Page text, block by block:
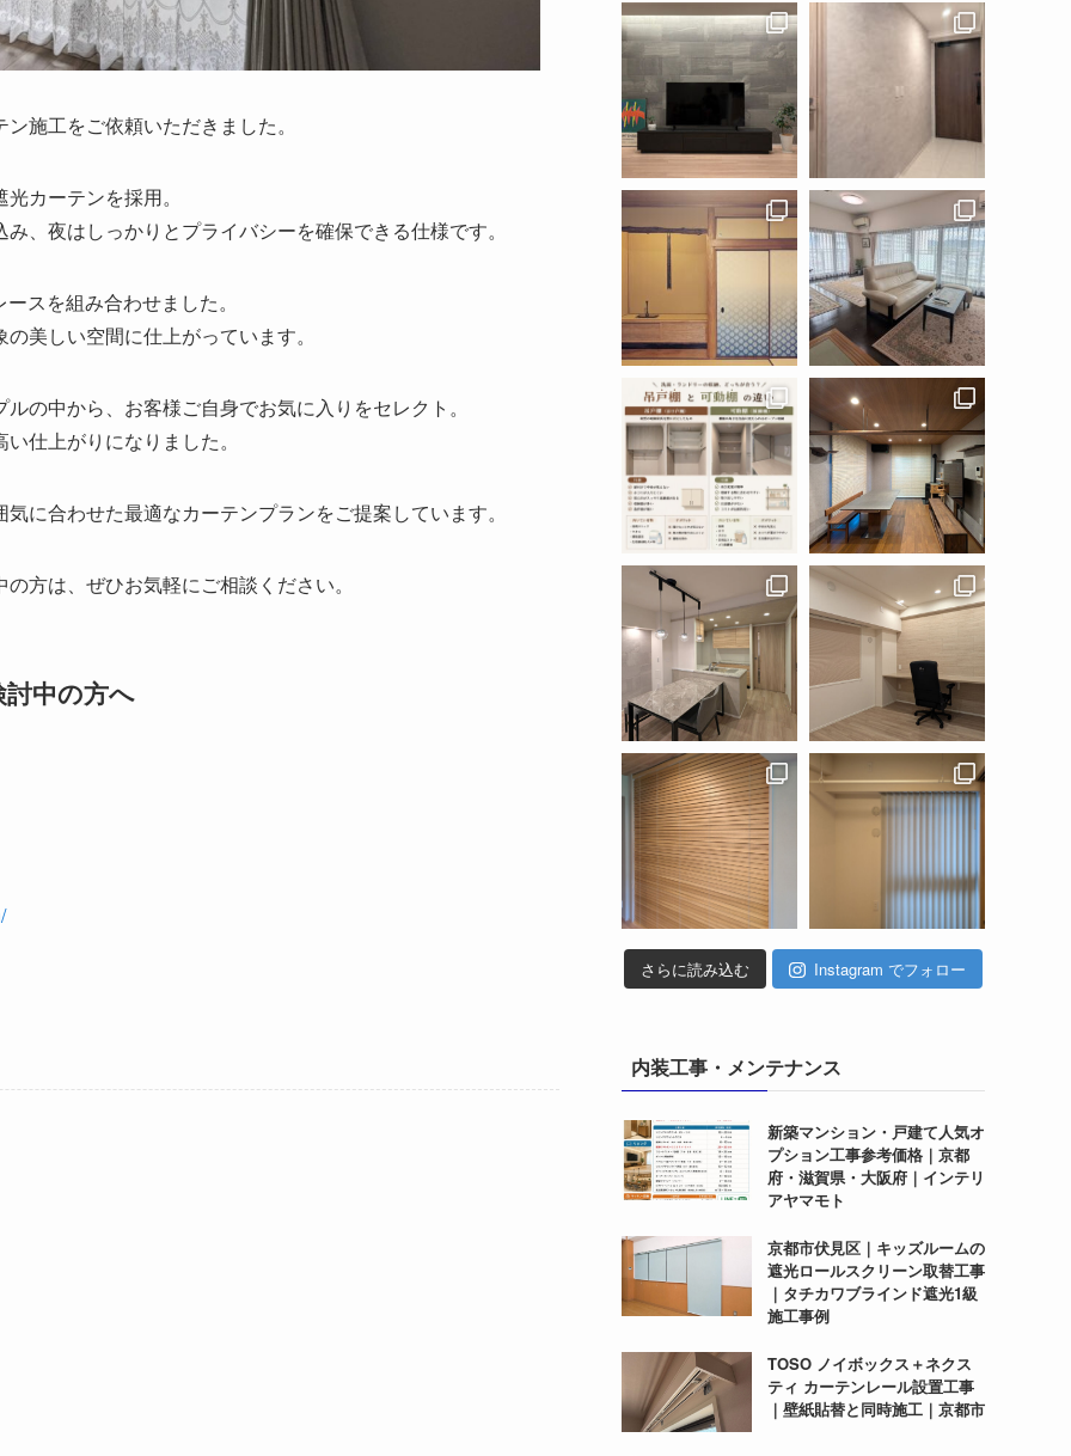
施工をご依頼いただきました。
カーテンを採用。
、夜はしっかりとプライバシーを確保できる仕様です。
スを組み合わせました。
美しい空間に仕上がっています。
の中から、お客様ご自身でお気に入りをセレクト。
仕上がりになりました。
に合わせた最適なカーテンプランをご提案しています。
方は、ぜひお気軽にご相談ください。
中の方へ
さらに読み込む Instagram でフォロー
内装工事・メンテナンス
新築マンション・戸建て人気オ
プション工事参考価格｜京都
府・滋賀県・大阪府｜インテリ
アヤマモト
京都市伏見区｜キッズルームの
遮光ロールスクリーン取替工事
｜タチカワブラインド遮光1級
施工事例
TOSO ノイボックス＋ネクス
ティ カーテンレール設置工事
｜壁紙貼替と同時施工｜京都市